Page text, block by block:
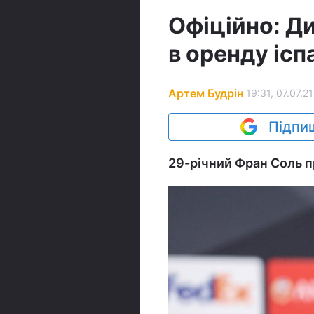
Офіційно:
в оренду
Артем Будрін 19:31, 07.07.21
29-річний Фран Соль